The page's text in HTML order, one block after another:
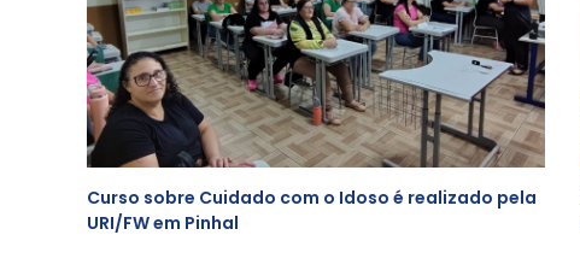
Curso sobre Cuidado com o Idoso é realizado pela
URI/FW em Pinhal